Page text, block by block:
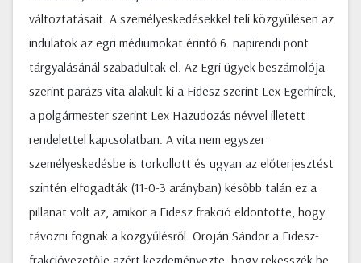
változtatásait. A személyeskedésekkel teli közgyülésen az
indulatok az egri médiumokat érintő 6. napirendi pont
tárgyalásánál szabadultak el. Az Egri ügyek beszámolója
szerint parázs vita alakult ki a Fidesz szerint Lex Egerhírek,
a polgármester szerint Lex Hazudozás névvel illetett
rendelettel kapcsolatban. A vita nem egyszer
személyeskedésbe is torkollott és ugyan az előterjesztést
szintén elfogadták (11-0-3 arányban) később talán ez a
pillanat volt az, amikor a Fidesz frakció eldöntötte, hogy
távozni fognak a közgyűlésről. Oroján Sándor a Fidesz-
frakcióvezetője azért kezdeményezte, hogy rekesszék be